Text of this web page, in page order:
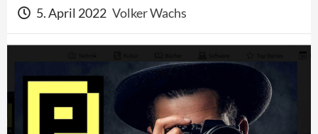
5. April 2022 Volker Wachs